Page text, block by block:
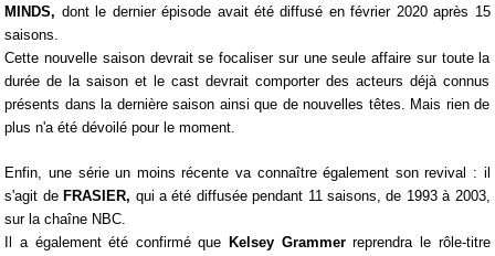
MINDS, dont le dernier épisode avait été diffusé en février 2020 après 15
saisons.
Cette nouvelle saison devrait se focaliser sur une seule affaire sur toute la
durée de la saison et le cast devrait comporter des acteurs déjà connus
présents dans la dernière saison ainsi que de nouvelles têtes. Mais rien de
plus n'a été dévoilé pour le moment.
Enfin, une série un moins récente va connaître également son revival : il
s'agit de FRASIER, qui a été diffusée pendant 11 saisons, de 1993 à 2003,
sur la chaîne NBC.
Il a également été confirmé que Kelsey Grammerreprendra le rôle-titre